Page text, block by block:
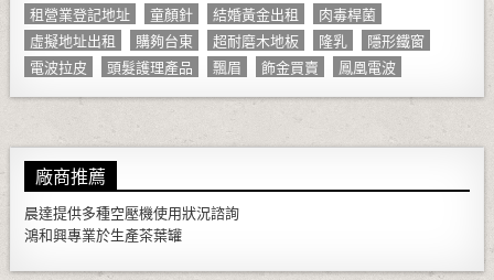
租營業登記地址
童顏針 結婚黃金出租
肉毒桿菌
虛擬地址出租
購夠台東 超耐磨木地板 隆乳
隱形鐵窗
電波拉皮
頭髮護理產品 飄眉 飾金買賣 鳳凰電波
廠商推薦
晨達提供多種空壓機使用狀況諮詢
鴻和興專業於生產茶葉罐